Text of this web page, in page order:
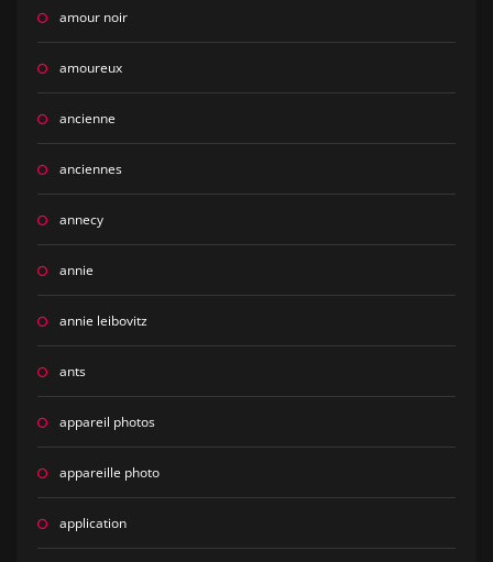
amour noir
amoureux
ancienne
anciennes
annecy
annie
annie leibovitz
ants
appareil photos
appareille photo
application